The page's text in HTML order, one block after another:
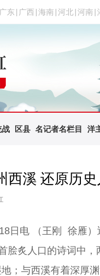
广东 广西 海南 河北 河南
战 区县 名记者名栏目 洋
西溪 还原历
电 （王刚 徐雁）
炙人口的诗词中，
；与西溪有着深厚